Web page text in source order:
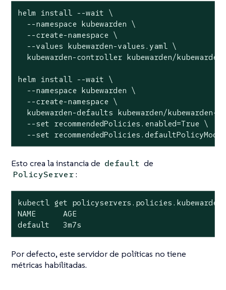
helm install --wait \
  --namespace kubewarden \
  --create-namespace \
  --values kubewarden-values.yaml \
kubewarden-controller kubewarden/
helm install --wait \
  --namespace kubewarden \
  --create-namespace \
kubewarden-defaults kubewarden/kubewarden-
  --set recommendedPolicies.enabled=True \
--set
Esto crea la instancia de default de
PolicyServer:
kubectl get
NAME      AGE
default   3m7s
Por defecto, este servidor de políticas no tiene
métricas habilitadas.